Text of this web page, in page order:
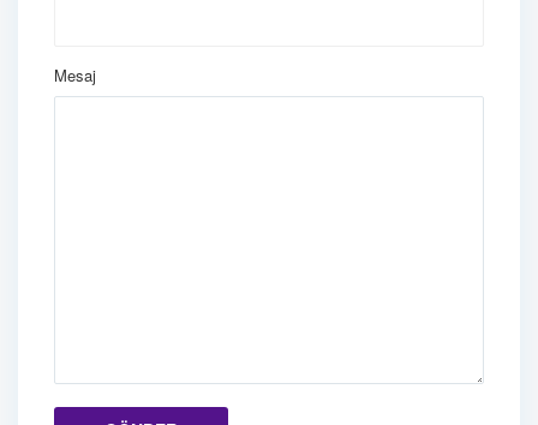
Mesaj